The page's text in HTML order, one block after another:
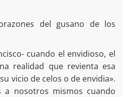
del gusano de los
cuando el envidioso, el
realidad que revienta esa
vicio de celos o de envidia».
nosotros mismos cuando